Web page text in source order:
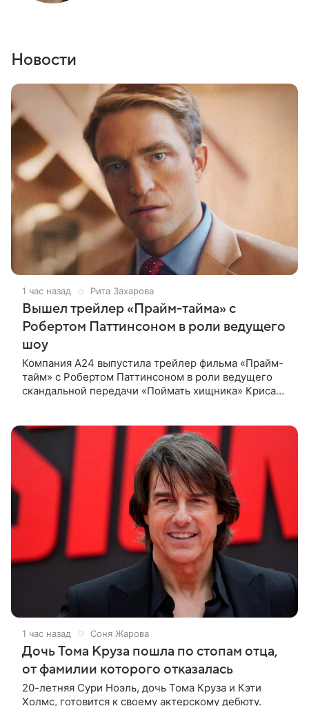
Новости
1 час назад Рита Захарова
Вышел трейлер «Прайм-тайма» с
Робертом Паттинсоном в роли ведущего
шоу
Компания A24 выпустила трейлер фильма «Прайм-
тайм» с Робертом Паттинсоном в роли ведущего
скандальной передачи «Поймать хищника» Криса
1 час назад Соня Жарова
Дочь Тома Круза пошла по стопам отца,
от фамилии которого отказалась
20-летняя Сури Ноэль, дочь Тома Круза и Кэти
Холмс, готовится к своему актерскому дебюту.